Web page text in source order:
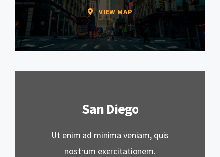
VIEW MAP
San Diego
Ut enim ad minima veniam, quis
nostrum exercitationem.